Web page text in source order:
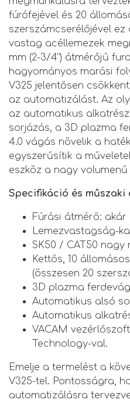
fúrófejével és 20
szerszámcserélőjével ez
vastag acéllemezek
mm (2-3/4”) átmérőjű
hagyományos marási
V325 jelentősen
az automatizálást. Az
az automatikus
sorjázás, a 3D plazma
4.0 vágás növelik a
egyszerűsítik a
eszköz a nagy
Specifikáció és műszaki
Fúrási átmérő: akár
Lemezvastagság-
SK50 / CAT50 nagy
Kettős, 10
(összesen 20
3D plazma
Automatikus alsó
Automatikus
VACAM
Technology-val.
Emelje a termelést a
V325-tel. Pontosságra,
automatizálásra